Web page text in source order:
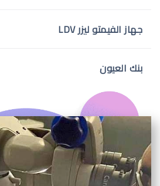
جهاز الفيمتو ليزر LDV
بنك العيون